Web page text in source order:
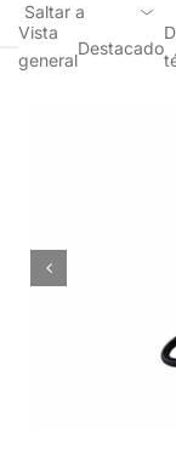
Vista
general
Destacado
Saltar a
Vista general
Accesorios